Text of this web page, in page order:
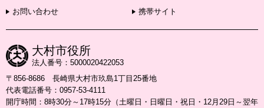
お問い合わせ
携帯サイト
大村市役所
法人番号：5000020422053
〒856-8686 長崎県大村市玖島1丁目25番地
代表電話番号：0957-53-4111
開庁時間：8時30分～17時15分（土曜日・日曜日・祝日・12月29日～翌年